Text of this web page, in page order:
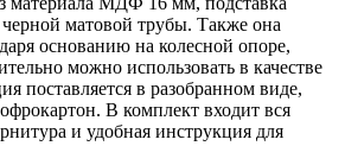
матовой трубы. Также она
основанию на колесной опоре,
можно использовать в качестве
поставляется в разобранном виде,
В комплект входит вся
и удобная инструкция для